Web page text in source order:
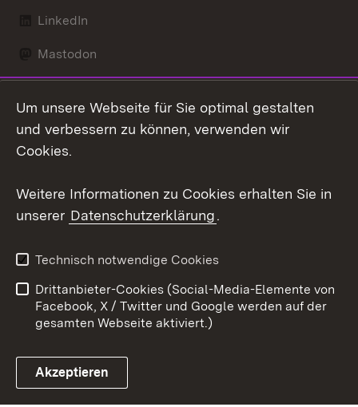
LinkedIn
Mastodon
X / Twitter
Youtube
Link zum Landesportal
Kontakt
Datenschutz
Barrierefreiheit
Impressum Cookies
Um unsere Webseite für Sie optimal gestalten
und verbessern zu können, verwenden wir
Cookies.
Weitere Informationen zu Cookies erhalten Sie in
unserer Datenschutzerklärung.
Technisch notwendige Cookies
Drittanbieter-Cookies (Social-Media-Elemente von
Facebook, X / Twitter und Google werden auf der
gesamten Webseite aktiviert.)
Akzeptieren